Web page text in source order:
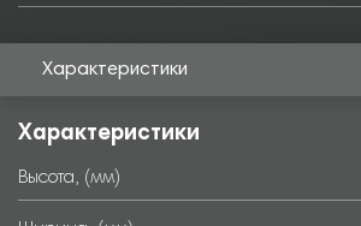
Характеристики
Характеристики
Высота, (мм)